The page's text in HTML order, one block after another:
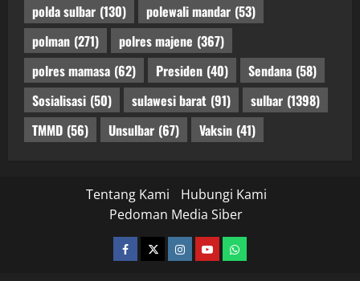
polda sulbar (130) polewali mandar (53)
polman (271) polres majene (367)
polres mamasa (62) Presiden (40) Sendana (58)
Sosialisasi (50) sulawesi barat (91) sulbar (1398)
TMMD (56) Unsulbar (67) Vaksin (41)
Tentang Kami
Hubungi Kami
Pedoman Media Siber
facebooktwitterinstagram.com
youtubewhatsapp